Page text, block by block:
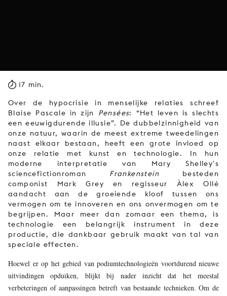
17 min.
Over de hypocrisie in menselijke relaties schreef
Blaise Pascale in zijn Pensées: “Het leven is slechts
een eeuwigdurende illusie”. De dubbelzinnigheid van
onze natuur, waarin de meest extreme tweedelingen
naast elkaar bestaan, heeft een grote invloed op
onze relatie met kunst en technologie. In hun
moderne interpretatie van Mary Shelley's
sciencefictionroman Frankenstein besteden
componist Mark Grey en regisseur Àlex Ollé
aandacht aan de groeiende kloof tussen ons
vermogen om te innoveren en ons onvermogen om te
begrijpen. Maar meer dan zomaar een thema, is
technologie een belangrijk instrument in deze
productie, die dankbaar gebruik maakt van tal van
speciale effecten.
Hoewel er op het gebied van podiumtechnologieën voortdurend nieuwe
uitvindingen opduiken, blijkt bij nader inzicht dat het meestal
verbeteringen of aanpassingen betreft van bestaande technieken. Om de